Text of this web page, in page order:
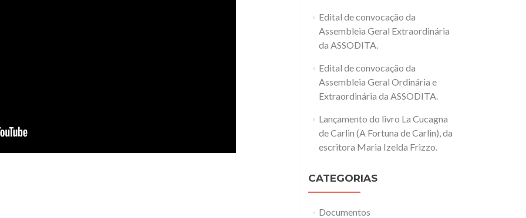
Edital de convocação da
Assembleia Geral Extraordinária
da ASSODITA.
Edital de convocação da
Assembleia Geral Ordinária e
Extraordinária da ASSODITA.
Lançamento do livro La Cucagna
de Carlin (A Fortuna de Carlin), da
escritora Maria Izelda Frizzo.
CATEGORIAS
Documentos